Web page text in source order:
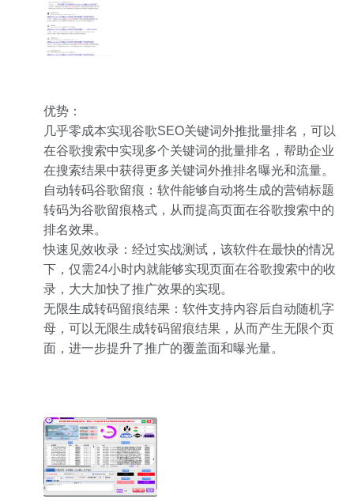
优势：
几乎零成本实现谷歌SEO关键词外推批量排名，可以
在谷歌搜索中实现多个关键词的批量排名，帮助企业
在搜索结果中获得更多关键词外推排名曝光和流量。
自动转码谷歌留痕：软件能够自动将生成的营销标题
转码为谷歌留痕格式，从而提高页面在谷歌搜索中的
排名效果。
快速见效收录：经过实战测试，该软件在最快的情况
下，仅需24小时内就能够实现页面在谷歌搜索中的收
录，大大加快了推广效果的实现。
无限生成转码留痕结果：软件支持内容后自动随机字
母，可以无限生成转码留痕结果，从而产生无限个页
面，进一步提升了推广的覆盖面和曝光量。